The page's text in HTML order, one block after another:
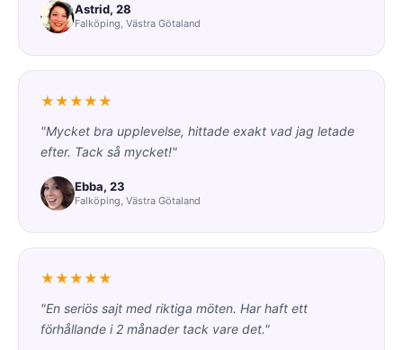
Astrid, 28
Falköping, Västra Götaland
★★★★★
"Mycket bra upplevelse, hittade exakt vad jag letade
efter. Tack så mycket!"
Ebba, 23
Falköping, Västra Götaland
★★★★★
"En seriös sajt med riktiga möten. Har haft ett
förhållande i 2 månader tack vare det."